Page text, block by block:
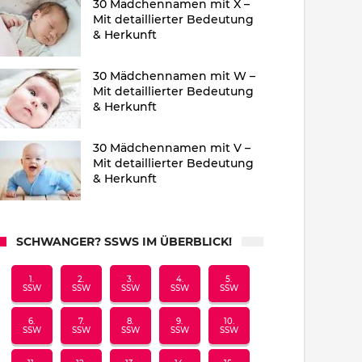
30 Mädchennamen mit X –
Mit detaillierter Bedeutung
& Herkunft
30 Mädchennamen mit W –
Mit detaillierter Bedeutung
& Herkunft
30 Mädchennamen mit V –
Mit detaillierter Bedeutung
& Herkunft
SCHWANGER? SSWS IM ÜBERBLICK!
1.
SSW
2.
SSW
3.
SSW
4.
SSW
5.
SSW
6.
SSW
7.
SSW
8.
SSW
9.
SSW
10.
SSW